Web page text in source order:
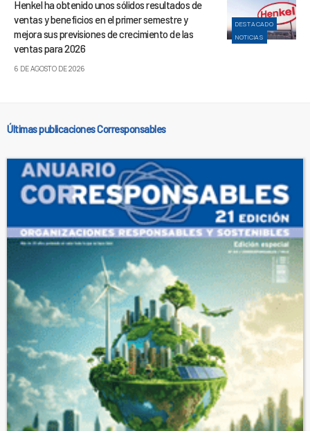
DESTACADO
NOTICIAS
Henkel ha obtenido unos sólidos resultados de
ventas y beneficios en el primer semestre y
mejora sus previsiones de crecimiento de las
ventas para 2026
6 DE AGOSTO DE 2026
Últimas publicaciones Corresponsables